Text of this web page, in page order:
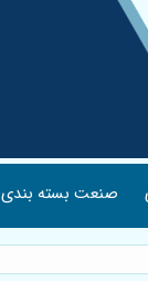
صنعت بسته بندی